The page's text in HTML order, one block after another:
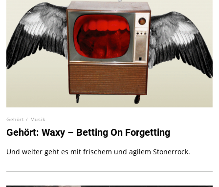
Gehört / Musik
Gehört: Waxy – Betting On Forgetting
Und weiter geht es mit frischem und agilem Stonerrock.